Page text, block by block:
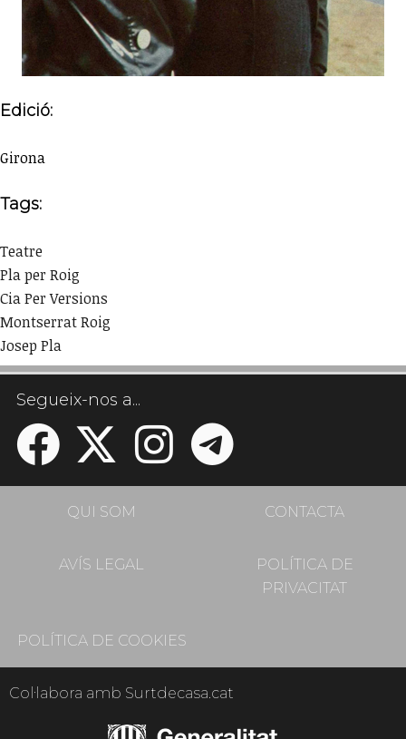
Edició:
Girona
Tags:
Teatre
Pla per Roig
Cia Per Versions
Montserrat Roig
Josep Pla
Segueix-nos a...
QUI SOM CONTACTA
AVÍS LEGAL
POLÍTICA DE
PRIVACITAT
POLÍTICA DE COOKIES
Col·labora amb Surtdecasa.cat